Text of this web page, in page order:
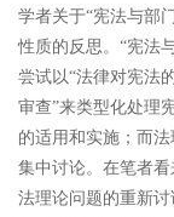
学者关于“宪法与部
性质的反思。 “宪法
尝试以“法律对宪法
审查”来类型化处理
的适用和实施；而
集中讨论。 在笔者
法理论问题的重新讨